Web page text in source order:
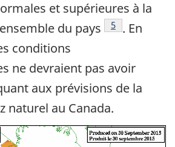
et supérieures à la
du pays
Note de bas
5 . En
conditions
ne devraient pas avoir
aux prévisions de la
naturel au Canada.